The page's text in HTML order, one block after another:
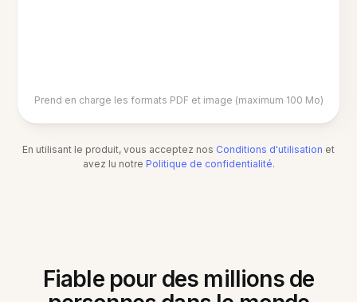
Prend en charge les formats PDF et image (maximum 100 Mo)
En utilisant le produit, vous acceptez nos Conditions d'utilisation et
avez lu notre Politique de confidentialité.
Fiable pour des millions de